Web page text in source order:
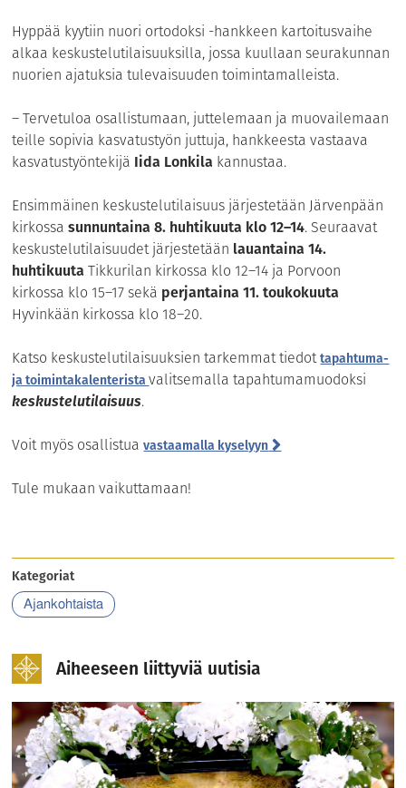
Hyppää kyytiin nuori ortodoksi -hankkeen kartoitusvaihe
alkaa keskustelutilaisuuksilla, jossa kuullaan seurakunnan
nuorien ajatuksia tulevaisuuden toimintamalleista.
– Tervetuloa osallistumaan, juttelemaan ja muovailemaan
teille sopivia kasvatustyön juttuja, hankkeesta vastaava
kasvatustyöntekijä Iida Lonkila kannustaa.
Ensimmäinen keskustelutilaisuus järjestetään Järvenpään
kirkossa sunnuntaina 8. huhtikuuta klo 12­­–14. Seuraavat
keskustelutilaisuudet järjestetään lauantaina 14.
huhtikuutaTikkurilan kirkossa klo 12­–14 ja Porvoon
kirkossa klo 15–17 sekä perjantaina 11. toukokuuta
Hyvinkään kirkossa klo 18­–20.
Katso keskustelutilaisuuksien tarkemmat tiedottapahtuma-
ja toimintakalenteristavalitsemalla tapahtumamuodoksi
keskustelutilaisuus.
Voit myös osallistuavastaamalla kyselyyn
Tule mukaan vaikuttamaan!
Kategoriat
Ajankohtaista
Aiheeseen liittyviä uutisia